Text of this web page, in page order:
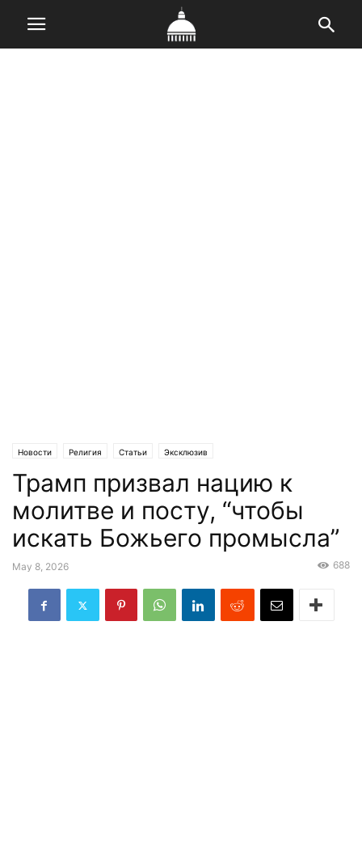
Новости Религия Статьи Эксклюзив
Трамп призвал нацию к
молитве и посту, “чтобы
искать Божьего промысла”
May 8, 2026 688